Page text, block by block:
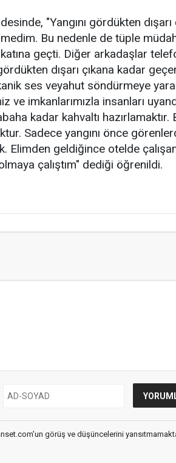
"Yangını gördükten dışarı
Bu nedenle de tüple
geçti. Diğer arkadaşlar
dışarı çıkana kadar
ses veyahut söndürmeye
ve imkanlarımızla insanları
kadar kahvaltı hazırlamaktır.
Sadece yangını önce
Elimden geldiğince otelde
çalıştım" dediği öğrenildi.
görüş ve düşüncelerini